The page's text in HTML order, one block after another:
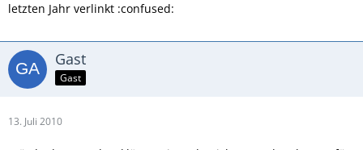
letzten Jahr verlinkt :confused:
Gast
Gast
13. Juli 2010